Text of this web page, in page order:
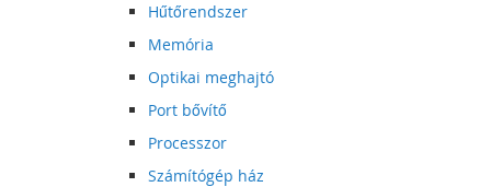
Hűtőrendszer
Memória
Optikai meghajtó
Port bővítő
Processzor
Számítógép ház